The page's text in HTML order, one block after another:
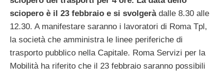
sciopero è il 23 febbraio e si svolgerà dalle 8.30 alle
12.30. A manifestare saranno i lavoratori di Roma Tpl,
la società che amministra le linee periferiche di
trasporto pubblico nella Capitale. Roma Servizi per la
Mobilità ha riferito che il 23 febbraio saranno possibili